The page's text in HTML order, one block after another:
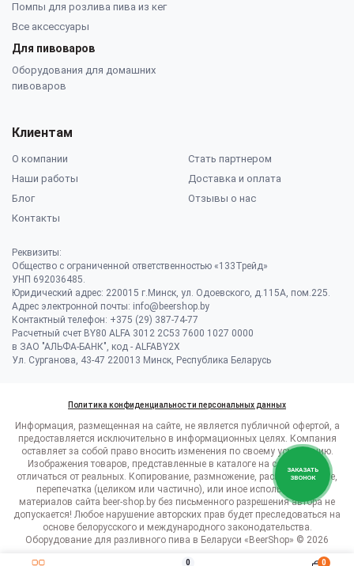
0 0
Помпы для розлива пива из кег
Все аксессуары
Для пивоваров
Оборудования для домашних
пивоваров
Клиентам
О компании
Стать партнером
Наши работы
Доставка и оплата
Блог
Отзывы о нас
Контакты
Реквизиты:
Общество с ограниченной ответственностью «133Трейд»
УНП 692036485​.
Юридический адрес: 220015 г.Минск, ул. Одоевского, д.115А, пом.225.
Адрес электронной почты: info@beershop.by
Контактный телефон: +375 (29) 387-74-77
Расчетный счет BY80 ALFA 3012 2C53 7600 1027 0000
в ЗАО "АЛЬФА-БАНК", код - ALFABY2X
Ул. Сурганова, 43-47 220013 Минск, Республика Беларусь
Политика конфиденциальности персональных данных
Информация, размещенная на сайте, не является публичной офертой, а
предоставляется исключительно в информационных целях. Компания
оставляет за собой право вносить изменения по своему усмотрению.
Изображения товаров, представленные в каталоге на сайте, могут
отличаться от реальных. Копирование, размножение, распространение,
перепечатка (целиком или частично), или иное использование
материалов сайта beer-shop.by без письменного разрешения автора не
допускается! Любое нарушение авторских прав будет преследоваться на
основе белорусского и международного законодательства.
Оборудование для разливного пива в Беларуси «BeerShop» © 2026
ЗАКАЗАТЬ
ЗВОНОК